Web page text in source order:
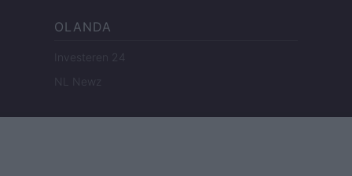
OLANDA
Investeren 24
NL Newz